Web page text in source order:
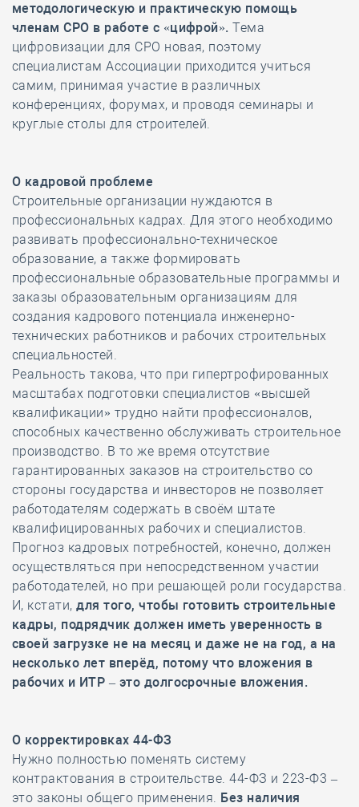
методологическую и практическую помощь
членам СРО в работе с «цифрой». Тема
цифровизации для СРО новая, поэтому
специалистам Ассоциации приходится учиться
самим, принимая участие в различных
конференциях, форумах, и проводя семинары и
круглые столы для строителей.
О кадровой проблеме
Строительные организации нуждаются в
профессиональных кадрах. Для этого необходимо
развивать профессионально-техническое
образование, а также формировать
профессиональные образовательные программы и
заказы образовательным организациям для
создания кадрового потенциала инженерно-
технических работников и рабочих строительных
специальностей.
Реальность такова, что при гипертрофированных
масштабах подготовки специалистов «высшей
квалификации» трудно найти профессионалов,
способных качественно обслуживать строительное
производство. В то же время отсутствие
гарантированных заказов на строительство со
стороны государства и инвесторов не позволяет
работодателям содержать в своём штате
квалифицированных рабочих и специалистов.
Прогноз кадровых потребностей, конечно, должен
осуществляться при непосредственном участии
работодателей, но при решающей роли государства.
И, кстати,для того, чтобы готовить строительные
кадры, подрядчик должен иметь уверенность в
своей загрузке не на месяц и даже не на год, а на
несколько лет вперёд, потому что вложения в
рабочих и ИТР – это долгосрочные вложения.
О корректировках 44-ФЗ
Нужно полностью поменять систему
контрактования в строительстве. 44-ФЗ и 223-Ф3 –
это законы общего применения. Без наличия